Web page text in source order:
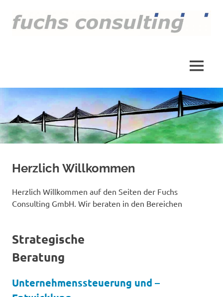
Inhalt
springen
GmbH
Consulting
GmbH
MENÜ
Herzlich Willkommen
Herzlich Willkommen auf den Seiten der Fuchs
Consulting GmbH. Wir beraten in den Bereichen
Strategische
Beratung
Unternehmenssteuerung und –